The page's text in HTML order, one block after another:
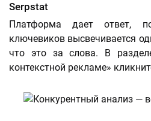
Serpstat
Платформа дает ответ,
ключевиков высвечивается
что это за слова. В
контекстной рекламе»